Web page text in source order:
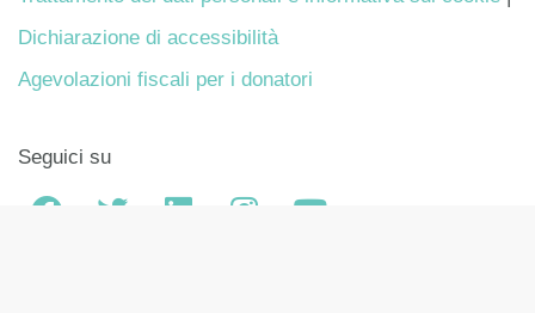
Dichiarazione di accessibilità
Agevolazioni fiscali per i donatori
Seguici su